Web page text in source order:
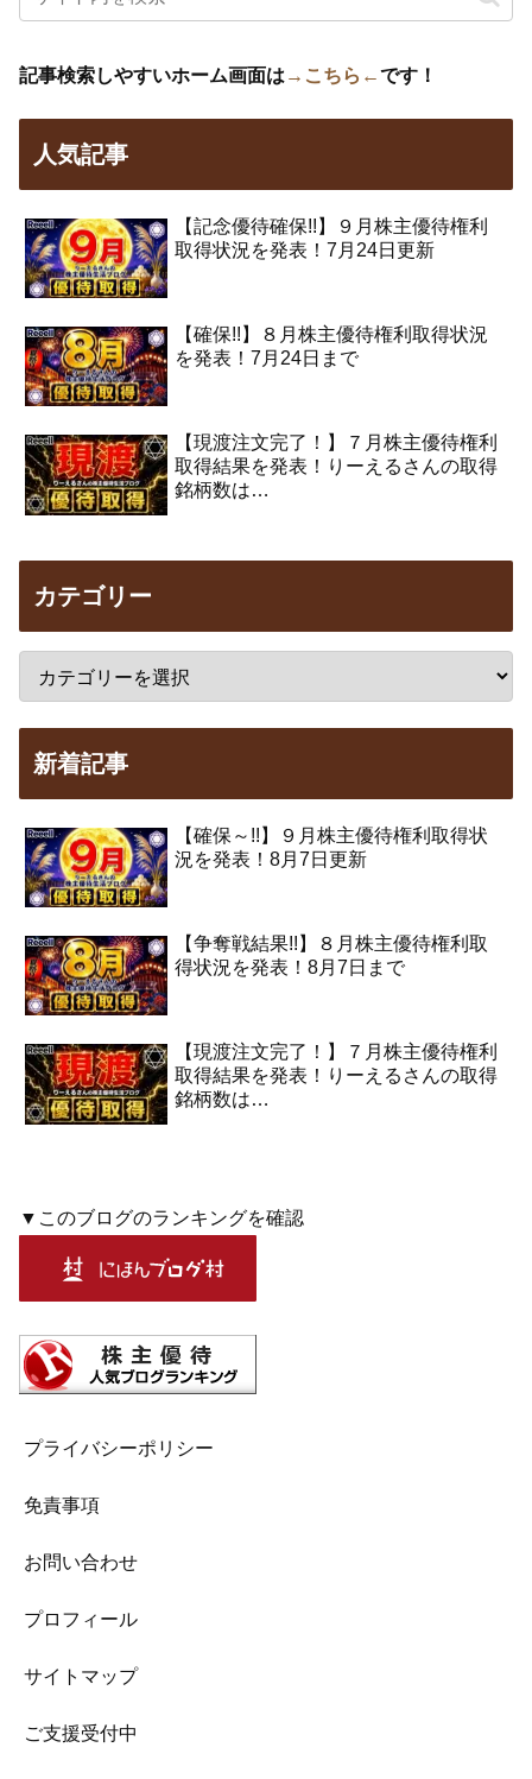
記事検索しやすいホーム画面は →こちら←です！
人気記事
【記念優待確保!!】９月株主優待権利
取得状況を発表！7月24日更新
【確保!!】８月株主優待権利取得状況
を発表！7月24日まで
【現渡注文完了！】７月株主優待権利
取得結果を発表！りーえるさんの取得
銘柄数は…
カテゴリー
新着記事
【確保～!!】９月株主優待権利取得状
況を発表！8月7日更新
【争奪戦結果!!】８月株主優待権利取
得状況を発表！8月7日まで
【現渡注文完了！】７月株主優待権利
取得結果を発表！りーえるさんの取得
銘柄数は…
▼このブログのランキングを確認
プライバシーポリシー
免責事項
お問い合わせ
プロフィール
サイトマップ
ご支援受付中